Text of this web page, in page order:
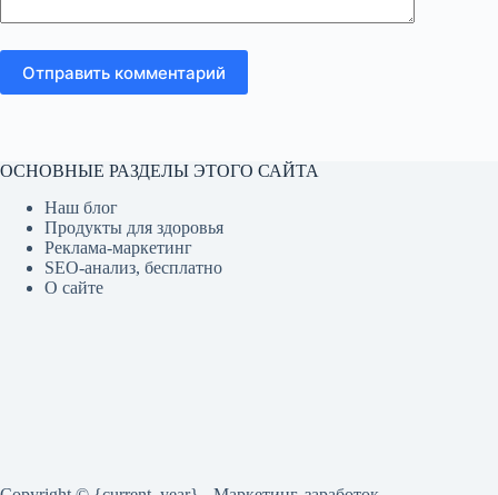
Отправить комментарий
ОСНОВНЫЕ РАЗДЕЛЫ ЭТОГО САЙТА
Наш блог
Продукты для здоровья
Реклама-маркетинг
SEO-анализ, бесплатно
О сайте